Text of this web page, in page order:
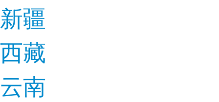
新疆
西藏
云南